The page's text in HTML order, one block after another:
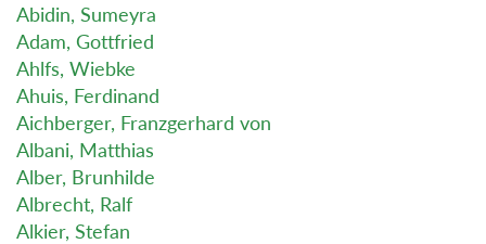
Abidin, Sumeyra
Adam, Gottfried
Ahlfs, Wiebke
Ahuis, Ferdinand
Aichberger, Franzgerhard von
Albani, Matthias
Alber, Brunhilde
Albrecht, Ralf
Alkier, Stefan